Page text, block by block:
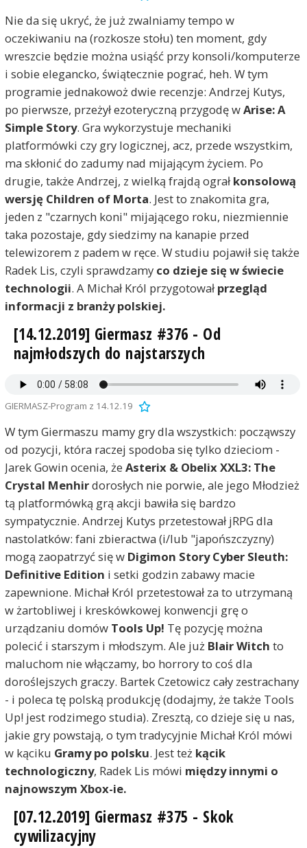
Nie da się ukryć, że już zwalniamy tempo w
oczekiwaniu na (rozkosze stołu) ten moment, gdy
wreszcie będzie można usiąść przy konsoli/komputerze
i sobie elegancko, świątecznie pograć, heh. W tym
programie jednakowoż dwie recenzje: Andrzej Kutys,
po pierwsze, przeżył ezoteryczną przygodę wArise: A
Simple Story. Gra wykorzystuje mechaniki
platformówki czy gry logicznej, acz, przede wszystkim,
ma skłonić do zadumy nad mijającym życiem. Po
drugie, także Andrzej, z wielką frajdą ograł konsolową
wersję Children of Morta. Jest to znakomita gra,
jeden z "czarnych koni" mijającego roku, niezmiennie
taka pozostaje, gdy siedzimy na kanapie przed
telewizorem z padem w ręce. W studiu pojawił się także
Radek Lis, czyli sprawdzamy co dzieje się w świecie
technologii. A Michał Król przygotował przegląd
informacji z branży polskiej.
[14.12.2019] Giermasz #376 - Od
najmłodszych do najstarszych
GIERMASZ-Program z 14.12.19
W tym Giermaszu mamy gry dla wszystkich: począwszy
od pozycji, która raczej spodoba się tylko dzieciom -
Jarek Gowin ocenia, że Asterix & Obelix XXL3: The
Crystal Menhirdorosłych nie porwie, ale jego Młodzież
tą platformówką grą akcji bawiła się bardzo
sympatycznie. Andrzej Kutys przetestował jRPG dla
nastolatków: fani zbieractwa (i/lub "japońszczyzny)
mogą zaopatrzyć się w Digimon Story Cyber Sleuth:
Definitive Edition i setki godzin zabawy macie
zapewnione. Michał Król przetestował za to utrzymaną
w żartobliwej i kreskówkowej konwencji grę o
urządzaniu domów Tools Up! Tę pozycję można
polecić i starszym i młodszym. Ale już Blair Witch to
maluchom nie włączamy, bo horrory to coś dla
doroślejszych graczy. Bartek Czetowicz cały zestrachany
- i poleca tę polską produkcję (dodajmy, że także Tools
Up! jest rodzimego studia). Zresztą, co dzieje się u nas,
jakie gry powstają, o tym tradycyjnie Michał Król mówi
w kąciku Gramy po polsku. Jest też kącik
technologiczny, Radek Lis mówi między innymi o
najnowszym Xbox-ie.
[07.12.2019] Giermasz #375 - Skok
cywilizacyjny